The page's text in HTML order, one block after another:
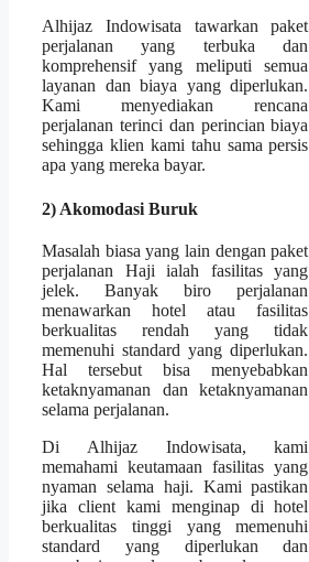
Alhijaz Indowisata tawarkan paket
perjalanan yang terbuka dan
komprehensif yang meliputi semua
layanan dan biaya yang diperlukan.
Kami menyediakan rencana
perjalanan terinci dan perincian biaya
sehingga klien kami tahu sama persis
apa yang mereka bayar.
2) Akomodasi Buruk
Masalah biasa yang lain dengan paket
perjalanan Haji ialah fasilitas yang
jelek. Banyak biro perjalanan
menawarkan hotel atau fasilitas
berkualitas rendah yang tidak
memenuhi standard yang diperlukan.
Hal tersebut bisa menyebabkan
ketaknyamanan dan ketaknyamanan
selama perjalanan.
Di Alhijaz Indowisata, kami
memahami keutamaan fasilitas yang
nyaman selama haji. Kami pastikan
jika client kami menginap di hotel
berkualitas tinggi yang memenuhi
standard yang diperlukan dan